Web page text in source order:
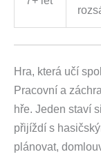
Hra, která učí
Pracovní a
hře. Jeden staví
přijíždí s
plánovat,